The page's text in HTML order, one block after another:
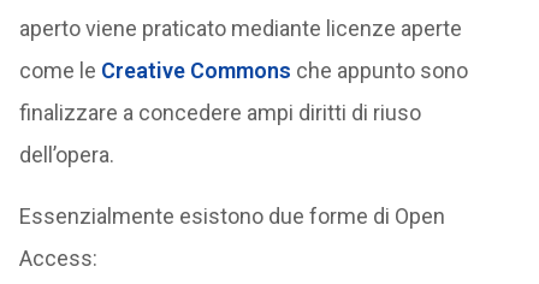
aperto viene praticato mediante licenze aperte
come le Creative Commons che appunto sono
finalizzare a concedere ampi diritti di riuso
dell’opera.
Essenzialmente esistono due forme di Open
Access: